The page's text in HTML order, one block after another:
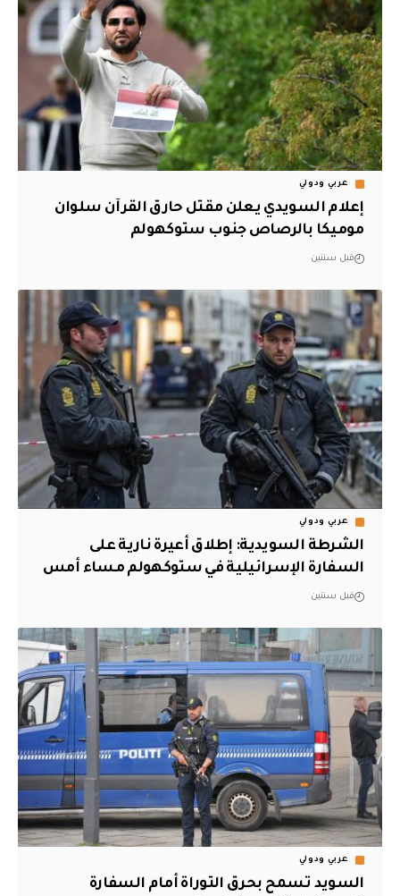
عربي ودولي
إعلام السويدي يعلن مقتل حارق القرآن سلوان
موميكا بالرصاص جنوب ستوكهولم
قبل سنتين
عربي ودولي
الشرطة السويدية: إطلاق أعيرة نارية على
السفارة الإسرائيلية في ستوكهولم مساء أمس
قبل سنتين
عربي ودولي
السويد تسمح بحرق التوراة أمام السفارة